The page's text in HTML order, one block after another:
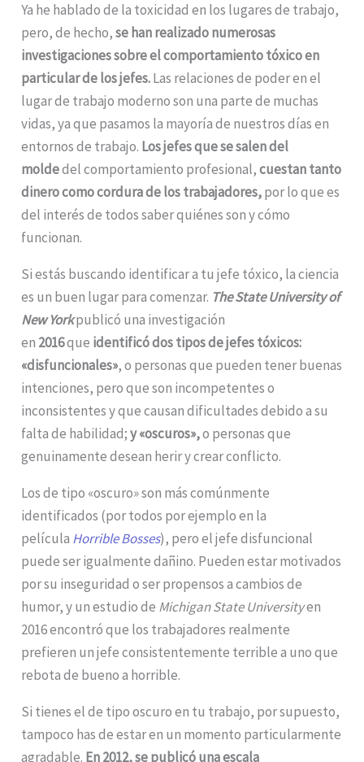
Ya he hablado de la toxicidad en los lugares de trabajo,
pero, de hecho,se han realizado numerosas
investigaciones sobre el comportamiento tóxico en
particular de los jefes.Las relaciones de poder en el
lugar de trabajo moderno son una parte de muchas
vidas, ya que pasamos la mayoría de nuestros días en
entornos de trabajo. Los jefes que se salen del
moldedel comportamiento profesional,cuestan tanto
dinero como cordura de los trabajadores,por lo que es
del interés de todos saber quiénes son y cómo
funcionan.
Si estás buscando identificar a tu jefe tóxico, la ciencia
es un buen lugar para comenzar. The State University of
New Yorkpublicó una investigación
en 2016que identificó dos tipos de jefes tóxicos:
«disfuncionales», o personas que pueden tener buenas
intenciones, pero que son incompetentes o
inconsistentes y que causan dificultades debido a su
falta de habilidad;y «oscuros»,o personas que
genuinamente desean herir y crear conflicto.
Los de tipo «oscuro» son más comúnmente
identificados (por todos por ejemplo en la
película Horrible Bosses), pero el jefe disfuncional
puede ser igualmente dañino. Pueden estar motivados
por su inseguridad o ser propensos a cambios de
humor, y un estudio de Michigan State Universityen
2016 encontró que los trabajadores realmente
prefieren un jefe consistentemente terrible a uno que
rebota de bueno a horrible.
Si tienes el de tipo oscuro en tu trabajo, por supuesto,
tampoco has de estar en un momento particularmente
agradable. En 2012, se publicó una escala